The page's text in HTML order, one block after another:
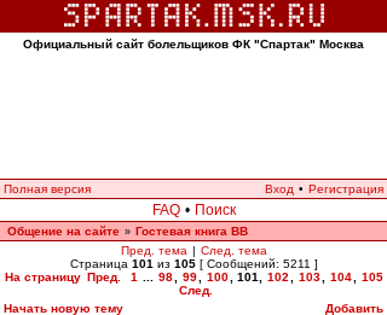
Официальный сайт болельщиков ФК "Спартак" Москва
Полная версия Вход • Регистрация
FAQ • Поиск
Общение на сайте » Гостевая книга ВВ
Пред. тема | След. тема
Страница 101 из 105[ Сообщений: 5211 ]
На страницу Пред. 1 98 99 100 101 102 103 104
105
След.
Начать новую тему
Добавить